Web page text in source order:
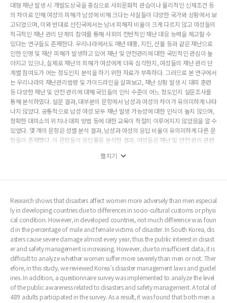
대형 재난 발생 시 개발도상국을 중심으로 사회문화적 관습이나 물리적인 신체조건 등
의 차이로 인해 여성의 피해가 남성에 비해 크다는 사실들이 다양한 국가와 상황에서 보
고되었으며, 이와 반대로 선진국에서는 남녀 피해자 비율이 크게 다르지 않고 여성들의
적극적인 재난 관리 단계의 참여를 통해 사회의 전반적인 재난 대응 능력을 제고할 수
있다는 연구들도 존재한다. 우리나라에서도 매년 태풍, 지진, 산불 등과 같은 재난으로
인한 인명 및 재산 피해가 발생하고 있어 재난 및 안전관리에 대한 국민적인 관심이 높
아지고 있으나, 실제로 재난의 피해가 여성에게 더욱 심각한지, 여성들의 재난 관리 단
계별 참여도가 어는 정도인지 분석을 하기 위한 자료가 부족하다. 그러므로 본 연구에서
는 우리나라의 재난관리법령 및 가이드라인을 살펴보고, 재난 상황 발생 시 대피 훈련
등 다양한 재난 및 안전 관리에 대해 국민들의 인식 수준이 어느 정도인지 설문조사를
통해 분석하였다. 설문 결과, 대부분의 문항에서 남성과 여성의 차이가 유의미하게 나타
나지 않았다. 공통적으로 남성 여성 모두 재난 발생 가능성에 대한 인식이 높지 않으며,
정확한 대피소의 위치나 대피 방법 등에 대한 교육이 적절히 이루어지지 않았음을 알 수
있었다. 몇 개의 문항은 성별 분석 결과, 남성과 여성의 응답 비율이 유의미하게 다른 문
항들이 존재했다. 이 문항들의 응답률을 분석한 결과, 여성들은 재난 및 안전 관리 관련
안전관리 교육 및 훈련에 참여하고자 하는 의지는 남성과 여성이 같았다. 본 연구의 결
재난 발생 시 대피 훈련 및 관련 프로그램의 개발이 필요함을 알 수 있었다. 또한 재난 발
참여를 의무화 하는 등 여성들의 피해 현황 파악을 위한 보다 적극적인 노력이 필요하다
는 것을 제안하였다.
펼치기
Research shows that disasters affect women more adversely than men especial
ly in developing countries due to differences in socio-cultural customs or physi
cal condition. However, in developed countries, not much difference was foun
d in the percentage of male and female victims of disaster. In South Korea, dis
asters cause severe damage almost every year, thus the public interest in disast
er and safety management is increasing. However, due to insufficient data, it is
difficult to analyze whether women suffer more severely than men or not. Ther
efore, in this study, we reviewed Korea’s disaster management laws and guidel
ines. In addition, a questionnaire survey was implemented to analyze the level
of the public awareness related to disasters and safety management. A total of
489 adults participated in the survey. As a result, it was found that both men a